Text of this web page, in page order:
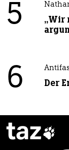
5
„Wir
6 Der
taz